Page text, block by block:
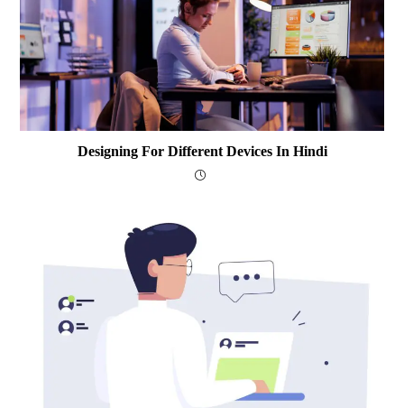
Designing For Different Devices In Hindi